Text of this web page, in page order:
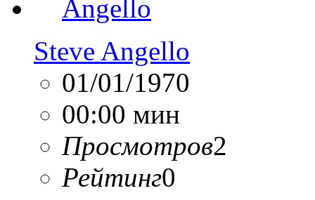
Steve Angello
01/01/1970
00:00 мин
Просмотров2
Рейтинг0